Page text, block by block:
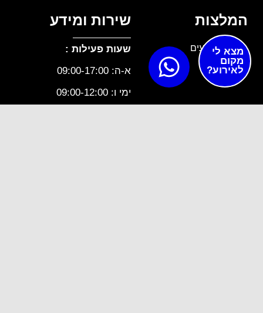
מצא לי
מקום
לאירוע?
המלצות
מנדרין אירועים
שירות ומידע
שעות פעילות :
א-ה: 09:00-17:00
ימי ו: 09:00-12:00